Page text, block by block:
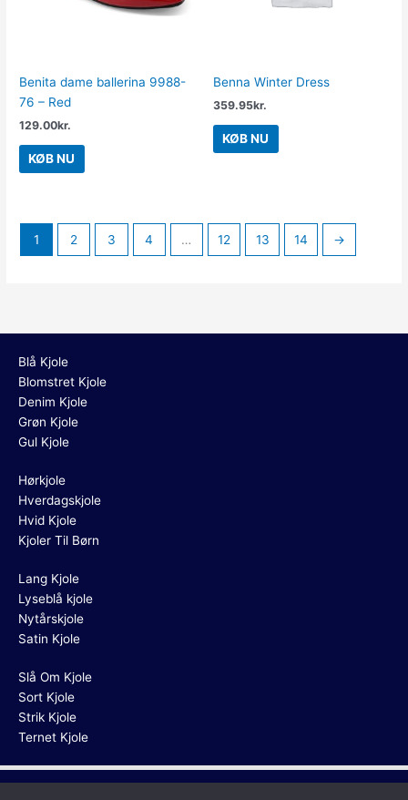
Benita dame ballerina 9988-
76 – Red
129.00kr.
KØB NU
Benna Winter Dress
359.95kr.
KØB NU
1 2 3 4 … 12 13 14 →
Blå Kjole
Blomstret Kjole
Denim Kjole
Grøn Kjole
Gul Kjole
Hørkjole
Hverdagskjole
Hvid Kjole
Kjoler Til Børn
Lang Kjole
Lyseblå kjole
Nytårskjole
Satin Kjole
Slå Om Kjole
Sort Kjole
Strik Kjole
Ternet Kjole